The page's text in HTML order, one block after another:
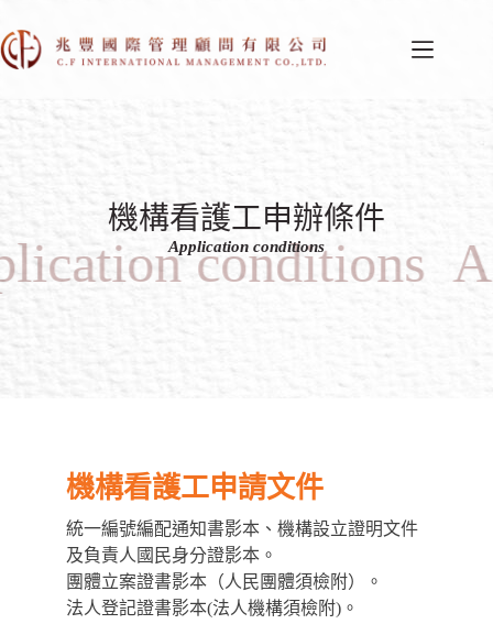
conditions
機構看護工申辦條件
Application conditions
機構看護工申請文件
統一編號編配通知書影本、機構設立證明文件
及負責人國民身分證影本。
團體立案證書影本（人民團體須檢附）。
法人登記證書影本(法人機構須檢附)。